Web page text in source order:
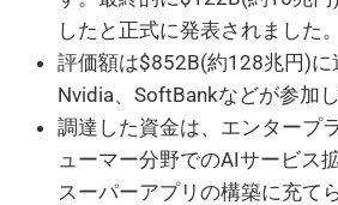
したと正式に発表されました。
評価額は$852B(約128兆円)に
Nvidia、SoftBankなどが参加し
調達した資金は、エンタープ
ューマー分野でのAIサービス
スーパーアプリの構築に充て